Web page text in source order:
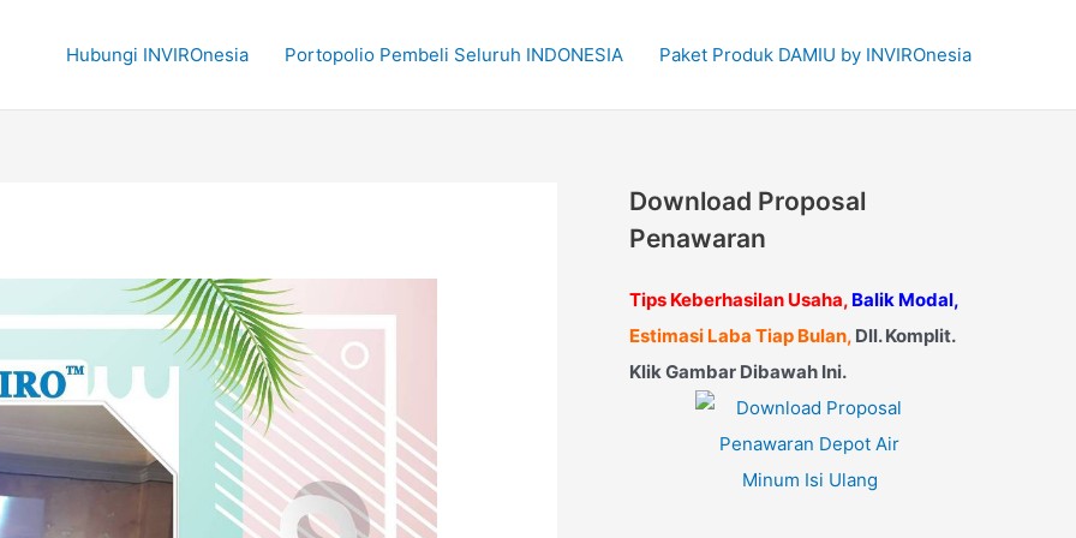
Hubungi INVIROnesia Portopolio Pembeli Seluruh INDONESIA Paket Produk DAMIU by INVIROnesia
Download Proposal
Penawaran
Tips Keberhasilan Usaha, Balik Modal,
Estimasi Laba Tiap Bulan, Dll. Komplit.
Klik Gambar Dibawah Ini.